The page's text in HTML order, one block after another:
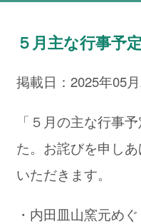
５月主な行事予定
掲載日：2025年05
「５月の主な行事
た。お詫びを申し
いただきます。
・内田皿山窯元めぐ